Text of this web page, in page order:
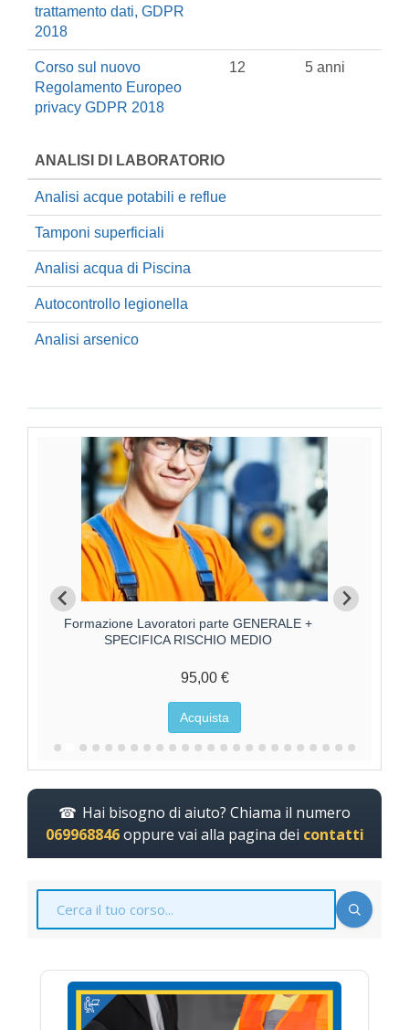
trattamento dati, GDPR
2018
Corso sul nuovo
Regolamento Europeo
privacy GDPR 2018
12 5 anni
ANALISI DI LABORATORIO
Analisi acque potabili e reflue
Tamponi superficiali
Analisi acqua di Piscina
Autocontrollo legionella
Analisi arsenico
Formazione Lavoratori parte GENERALE +
SPECIFICA RISCHIO ALTO
125,00 €
Acquista
Hai bisogno di aiuto? Chiama il numero
069968846oppure vai alla pagina dei contatti